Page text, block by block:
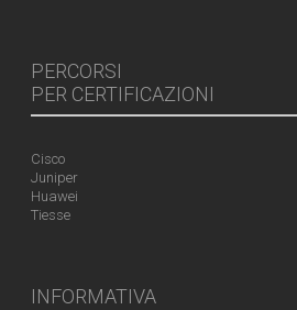
PERCORSI
PER CERTIFICAZIONI
Cisco
Juniper
Huawei
Tiesse
INFORMATIVA